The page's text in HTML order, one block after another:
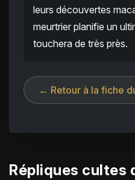
leurs découvertes
meurtrier planifie un
touchera de très près.
← Retour à la fiche
Répliques cultes